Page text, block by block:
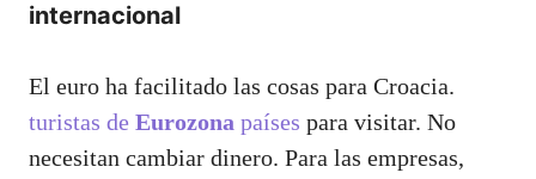
internacional
El euro ha facilitado las cosas para Croacia.
turistas de Eurozona países para visitar. No
necesitan cambiar dinero. Para las empresas,